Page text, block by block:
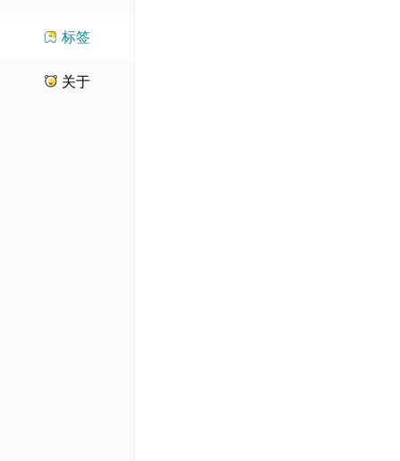
标签
关于